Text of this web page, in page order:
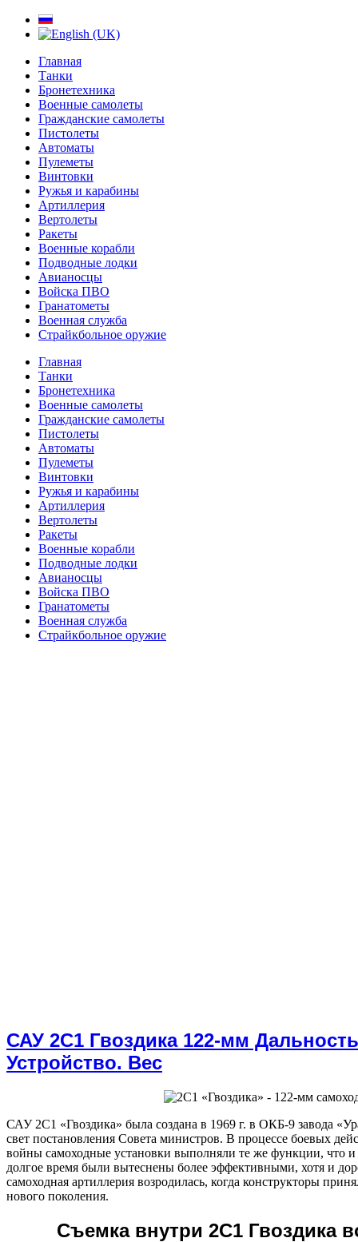
Главная
Танки
Бронетехника
Военные самолеты
Гражданские самолеты
Пистолеты
Автоматы
Пулеметы
Винтовки
Ружья и карабины
Артиллерия
Вертолеты
Ракеты
Военные корабли
Подводные лодки
Авианосцы
Войска ПВО
Гранатометы
Военная служба
Страйкбольное оружие
Главная
Танки
Бронетехника
Военные самолеты
Гражданские самолеты
Пистолеты
Автоматы
Пулеметы
Винтовки
Ружья и карабины
Артиллерия
Вертолеты
Ракеты
Военные корабли
Подводные лодки
Авианосцы
Войска ПВО
Гранатометы
Военная служба
Страйкбольное оружие
САУ 2С1 Гвоздика 122-мм
Устройство. Вес
САУ 2С1 «Гвоздика» была создана в 1969 г. в ОКБ-9 завода
свет постановления Совета министров. В процессе боевых
войны самоходные установки выполняли те же функции, что
долгое время были вытеснены более эффективными, хотя и
самоходная артиллерия возродилась, когда конструкторы
нового поколения.
Съемка внутри 2С1 Гвоздика